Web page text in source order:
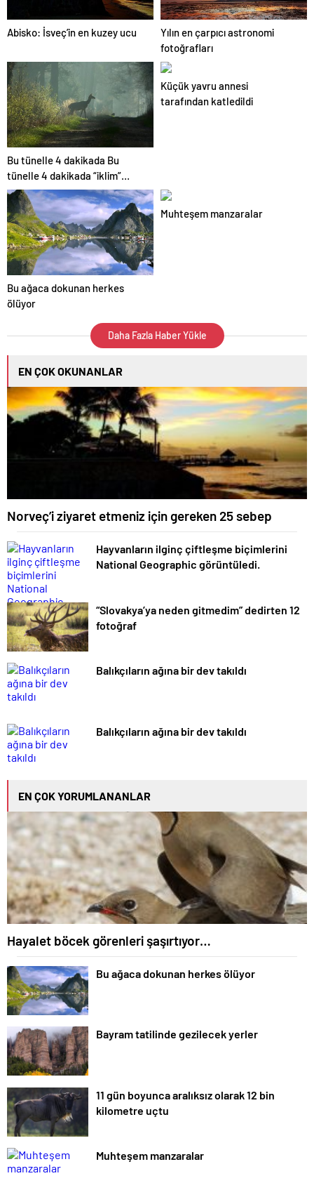
Abisko: İsveç’in en kuzey ucu
Yılın en çarpıcı astronomi
fotoğrafları
Bu tünelle 4 dakikada Bu
tünelle 4 dakikada “iklim”
değişecek
Küçük yavru annesi
tarafından katledildi
Bu ağaca dokunan herkes
ölüyor
Muhteşem manzaralar
Daha Fazla Haber Yükle
EN ÇOK OKUNANLAR
Norveç’i ziyaret etmeniz için gereken 25 sebep
Hayvanların ilginç çiftleşme biçimlerini
National Geographic görüntüledi.
“Slovakya’ya neden gitmedim” dedirten 12
fotoğraf
Balıkçıların ağına bir dev takıldı
Balıkçıların ağına bir dev takıldı
EN ÇOK YORUMLANANLAR
Hayalet böcek görenleri şaşırtıyor…
Bu ağaca dokunan herkes ölüyor
Bayram tatilinde gezilecek yerler
11 gün boyunca aralıksız olarak 12 bin
kilometre uçtu
Muhteşem manzaralar